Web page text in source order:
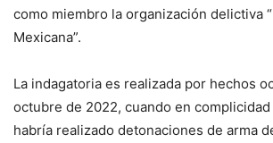
como miembro la organización delictiva
Mexicana”.
La indagatoria es realizada por hechos
octubre de 2022, cuando en
habría realizado detonaciones de arma